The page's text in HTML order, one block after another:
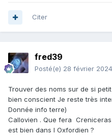
des erreurs il y en a .
Citer
fred39
Posté(e) 28 février 2024
Trouver des noms sur de si
bien conscient Je reste très
Donnée info terre)
Callovien . Que fera
est bien dans l Oxfordien ?